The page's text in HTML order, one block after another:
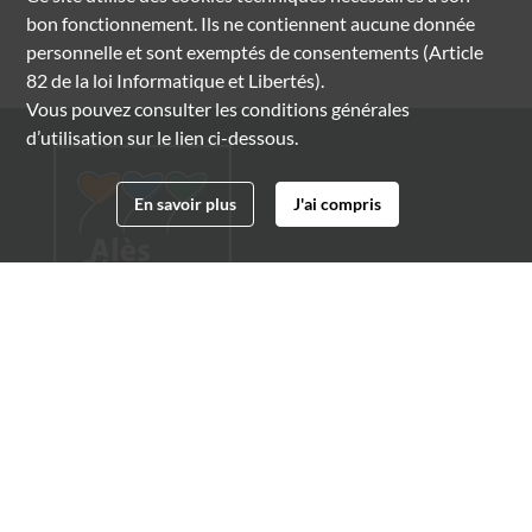
bon fonctionnement. Ils ne contiennent aucune donnée
personnelle et sont exemptés de consentements (Article
82 de la loi Informatique et Libertés).
Vous pouvez consulter les conditions générales
d’utilisation sur le lien ci-dessous.
En savoir plus J'ai compris